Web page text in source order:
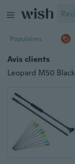
Populaires
Avis clients